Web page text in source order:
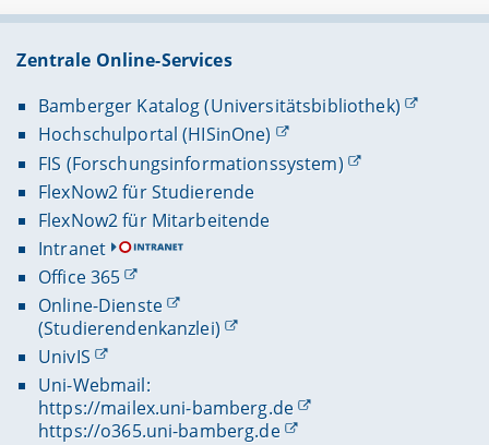
Zentrale Online-Services
Bamberger Katalog (Universitätsbibliothek)
Hochschulportal (HISinOne)
FIS (Forschungsinformationssystem)
FlexNow2 für Studierende
FlexNow2 für Mitarbeitende
Intranet
Office 365
Online-Dienste
(Studierendenkanzlei)
UnivIS
Uni-Webmail:
https://mailex.uni-bamberg.de
https://o365.uni-bamberg.de